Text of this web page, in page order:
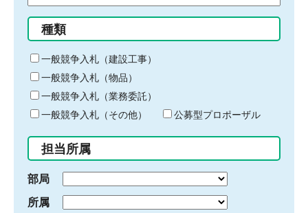
る
キ
ー
ワ
ー
ド
入
力
種類
一般競争入札（建設工事）
一般競争入札（物品）
一般競争入札（業務委託）
一般競争入札（その他）
公募型プロポーザル
担当所属
部局
所属